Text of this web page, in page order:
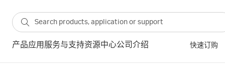
产品应用 服务与支持资源中心公司介绍 快速订购